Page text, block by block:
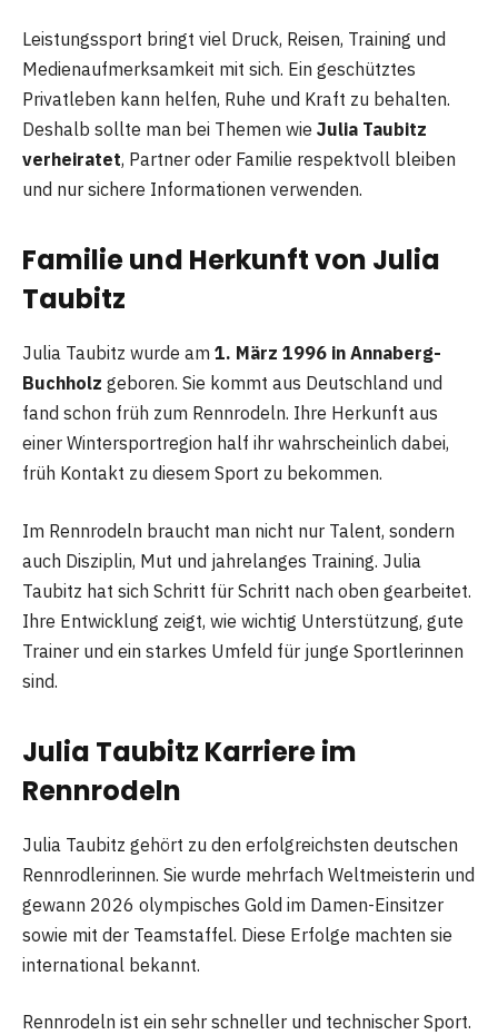
Leistungssport bringt viel Druck, Reisen, Training und
Medienaufmerksamkeit mit sich. Ein geschütztes
Privatleben kann helfen, Ruhe und Kraft zu behalten.
Deshalb sollte man bei Themen wie Julia Taubitz
verheiratet, Partner oder Familie respektvoll bleiben
und nur sichere Informationen verwenden.
Familie und Herkunft von Julia
Taubitz
Julia Taubitz wurde am 1. März 1996 in Annaberg-
Buchholz geboren. Sie kommt aus Deutschland und
fand schon früh zum Rennrodeln. Ihre Herkunft aus
einer Wintersportregion half ihr wahrscheinlich dabei,
früh Kontakt zu diesem Sport zu bekommen.
Im Rennrodeln braucht man nicht nur Talent, sondern
auch Disziplin, Mut und jahrelanges Training. Julia
Taubitz hat sich Schritt für Schritt nach oben gearbeitet.
Ihre Entwicklung zeigt, wie wichtig Unterstützung, gute
Trainer und ein starkes Umfeld für junge Sportlerinnen
sind.
Julia Taubitz Karriere im
Rennrodeln
Julia Taubitz gehört zu den erfolgreichsten deutschen
Rennrodlerinnen. Sie wurde mehrfach Weltmeisterin und
gewann 2026 olympisches Gold im Damen-Einsitzer
sowie mit der Teamstaffel. Diese Erfolge machten sie
international bekannt.
Rennrodeln ist ein sehr schneller und technischer Sport.